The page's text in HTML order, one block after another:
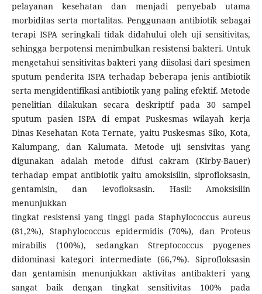
pelayanan kesehatan dan menjadi penyebab utama
morbiditas serta mortalitas. Penggunaan antibiotik sebagai
terapi ISPA seringkali tidak didahului oleh uji sensitivitas,
sehingga berpotensi menimbulkan resistensi bakteri. Untuk
mengetahui sensitivitas bakteri yang diisolasi dari spesimen
sputum penderita ISPA terhadap beberapa jenis antibiotik
serta mengidentifikasi antibiotik yang paling efektif. Metode
penelitian dilakukan secara deskriptif pada 30 sampel
sputum pasien ISPA di empat Puskesmas wilayah kerja
Dinas Kesehatan Kota Ternate, yaitu Puskesmas Siko, Kota,
Kalumpang, dan Kalumata. Metode uji sensivitas yang
digunakan adalah metode difusi cakram (Kirby-Bauer)
terhadap empat antibiotik yaitu amoksisilin, siprofloksasin,
gentamisin, dan levofloksasin. Hasil: Amoksisilin
menunjukkan
tingkat resistensi yang tinggi pada Staphylococcus aureus
(81,2%), Staphylococcus epidermidis (70%), dan Proteus
mirabilis (100%), sedangkan Streptococcus pyogenes
didominasi kategori intermediate (66,7%). Siprofloksasin
dan gentamisin menunjukkan aktivitas antibakteri yang
sangat baik dengan tingkat sensitivitas 100% pada